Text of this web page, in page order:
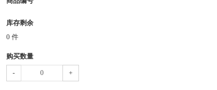
库存剩余
0 件
购买数量
- +